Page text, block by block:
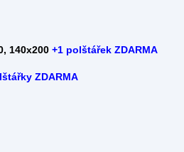
140x200 +1 polštářek ZDARMA
ZDARMA